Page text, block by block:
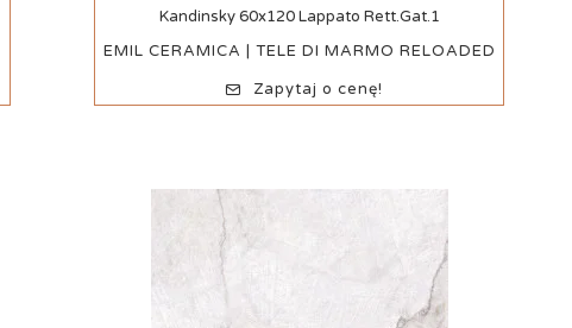
Kandinsky 60x120 Lappato Rett.Gat.1
EMIL CERAMICA | TELE DI MARMO RELOADED
Zapytaj o cenę!